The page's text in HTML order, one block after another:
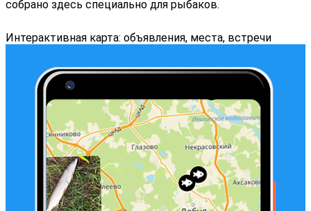
собрано здесь специально для рыбаков.
Интерактивная карта: объявления, места, встречи